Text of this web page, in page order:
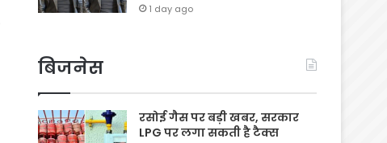
1 day ago
बिजनेस
रसोई गैस पर बड़ी खबर, सरकार
LPG पर लगा सकती है टैक्स